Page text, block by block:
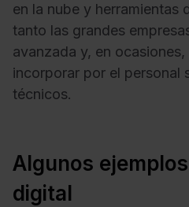
en la nube y herramientas
tanto las grandes
avanzada y, en
incorporar por el personal
técnicos.
Algunos
digital